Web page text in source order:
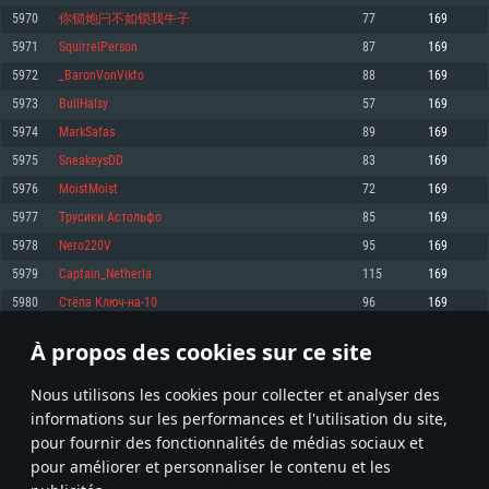
À propos des cookies sur ce site
Nous utilisons les cookies pour collecter et analyser des
informations sur les performances et l'utilisation du site,
pour fournir des fonctionnalités de médias sociaux et
pour améliorer et personnaliser le contenu et les
Mémoire: 4 GB
Carte graphique supportant DirectX 11: AMD Radeon 77XX / NVIDIA
GeForce GTX 660. La résolution minimale supportée par le jeu est de 720p
Connection: Connexion Internet à haut débit
Disque dur: 23.1 Go (client minimal)
Recommandée
1060 et plus, Radeon RX 570 et plus.
Disque dur: 75.9 Go (client complet)
pas supportés)
Mémoire: 6 GB
Carte graphique: Intel Iris Pro 5200 (Mac), ou analogue AMD/Nvidia. La
résolution minimale supportée par le jeu est de 720p.
Connection: Connexion Internet à haut débit
Disque dur: 62,2 Go (client minimal)
Recommandée
OS: Mac OS Big Sur 11.0 ou plus récent
Processeur: Core i7 (Les processeurs Intel Xeon ne sont pas supportés)
Mémoire: 8 GB
Carte graphique: Radeon Vega II ou plus avec support de Metal
Disque dur: 62,2 Go (client complet)
Mémoire: 4 GB
Carte graphique: NVIDIA 660 avec les derniers drivers (moins de 6 mois) /
de même pour AMD (La résolution minimale supportée par le jeu est de
720p)
Connection: Connexion Internet à haut débit
Disque dur: 62,2 Go (client minimal)
Recommandée
OS: Ubuntu 20.04 64bit
Processeur: Intel Core i7
Mémoire: 8 GB
Carte graphique: NVIDIA 1060 avec les derniers drivers (moins de 6 mois) /
6 mois et supportant Vulkan
Connection: Connexion Internet à haut débit
Disque dur: 60,2 Go (client complet)
5970 你锁炮闩不如锁我牛子 77 169
5971 SquirrelPerson 87 169
5972 _BaronVonVikto 88 169
5973 BullHalsy 57 169
5974 MarkSafas 89 169
5975 SneakeysDD 83 169
5976 MoistMoist 72 169
5977 Tрусики Астольфо 85 169
5978 Nero220V 95 169
5979 Captain_Netherla 115 169
5980 Стёпа Ключ-на-10 96 169
* Classement mis à jour quotidiennement
298 299 300 399